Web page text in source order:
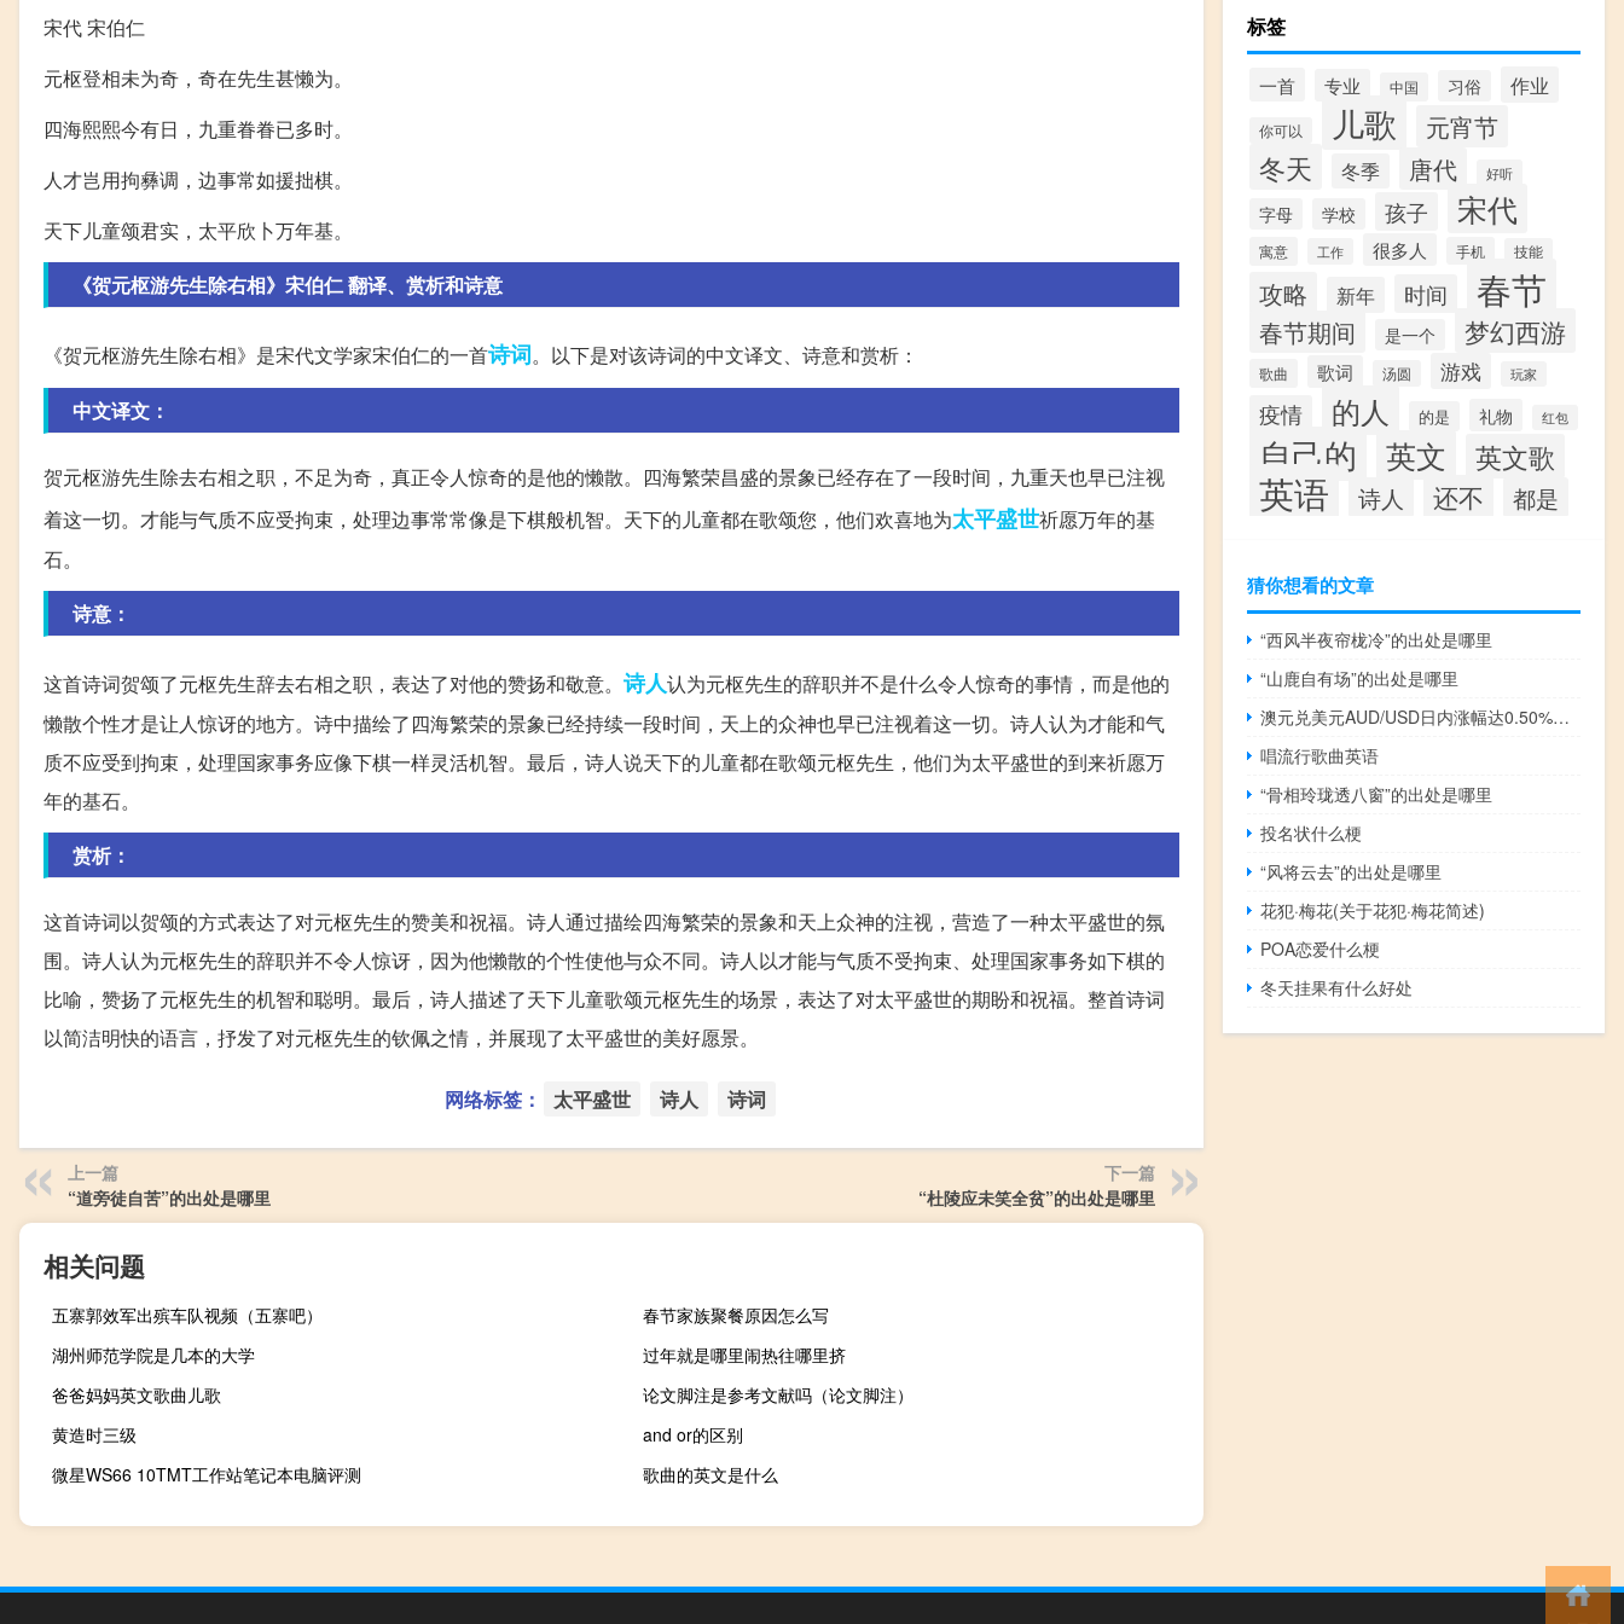
宋代 宋伯仁
元枢登相未为奇，奇在先生甚懒为。
四海熙熙今有日，九重眷眷已多时。
人才岂用拘彝调，边事常如援拙棋。
天下儿童颂君实，太平欣卜万年基。
《贺元枢游先生除右相》宋伯仁 翻译、赏析和诗意
《贺元枢游先生除右相》是宋代文学家宋伯仁的一首诗词。以下是对该诗词的中文译文、诗意和赏析：
中文译文：
贺元枢游先生除去右相之职，不足为奇，真正令人惊奇的是他的懒散。四海繁荣昌盛的景象已经存在了一段时间，九重天也早已注视
着这一切。才能与气质不应受拘束，处理边事常常像是下棋般机智。天下的儿童都在歌颂您，他们欢喜地为太平盛世祈愿万年的基
石。
诗意：
这首诗词贺颂了元枢先生辞去右相之职，表达了对他的赞扬和敬意。 诗人认为元枢先生的辞职并不是什么令人惊奇的事情，而是他的
懒散个性才是让人惊讶的地方。诗中描绘了四海繁荣的景象已经持续一段时间，天上的众神也早已注视着这一切。诗人认为才能和气
质不应受到拘束，处理国家事务应像下棋一样灵活机智。最后，诗人说天下的儿童都在歌颂元枢先生，他们为太平盛世的到来祈愿万
年的基石。
赏析：
这首诗词以贺颂的方式表达了对元枢先生的赞美和祝福。诗人通过描绘四海繁荣的景象和天上众神的注视，营造了一种太平盛世的氛
围。诗人认为元枢先生的辞职并不令人惊讶，因为他懒散的个性使他与众不同。诗人以才能与气质不受拘束、处理国家事务如下棋的
比喻，赞扬了元枢先生的机智和聪明。最后，诗人描述了天下儿童歌颂元枢先生的场景，表达了对太平盛世的期盼和祝福。整首诗词
以简洁明快的语言，抒发了对元枢先生的钦佩之情，并展现了太平盛世的美好愿景。
网络标签： 太平盛世 诗人 诗词
上一篇
“道旁徒自苦”的出处是哪里
下一篇
“杜陵应未笑全贫”的出处是哪里
相关问题
五寨郭效军出殡车队视频（五寨吧）
春节家族聚餐原因怎么写
湖州师范学院是几本的大学
过年就是哪里闹热往哪里挤
爸爸妈妈英文歌曲儿歌
论文脚注是参考文献吗（论文脚注）
黄造时三级
and or的区别
微星WS66 10TMT工作站笔记本电脑评测
歌曲的英文是什么
标签
一首 专业 中国 习俗 作业
你可以 儿歌 元宵节
冬天 冬季 唐代 好听
字母 学校 孩子 宋代
寓意 工作 很多人 手机 技能
攻略 新年 时间 春节
春节期间 是一个 梦幻西游
歌曲 歌词 汤圆 游戏 玩家
疫情 的人 的是 礼物 红包
自己的 英文 英文歌
英语 诗人 还不 都是
猜你想看的文章
“西风半夜帘栊冷”的出处是哪里
“山鹿自有场”的出处是哪里
澳元兑美元AUD/USD日内涨幅达0.50%现报0.6504
唱流行歌曲英语
“骨相玲珑透八窗”的出处是哪里
投名状什么梗
“风将云去”的出处是哪里
花犯·梅花(关于花犯·梅花简述)
POA恋爱什么梗
冬天挂果有什么好处